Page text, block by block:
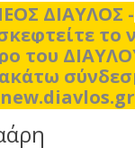
ΔΙΑΥΛΟΣ -
το
του